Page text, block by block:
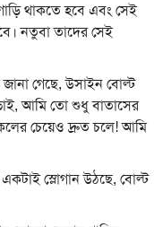
থাকতে হবে এবং সেই
নতুবা তাদের সেই
গেছে, উসাইন বোল্ট
আমি তো শুধু বাতাসের
চেয়েও দ্রুত চলে! আমি
স্লোগান উঠছে, বোল্ট